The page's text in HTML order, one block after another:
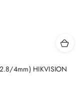
4mm) HIKVISION